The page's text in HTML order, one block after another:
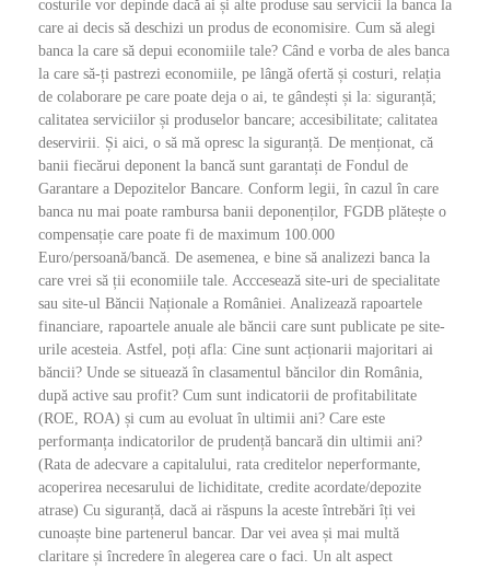
costurile vor depinde dacă ai și alte produse sau servicii la banca la
care ai decis să deschizi un produs de economisire. Cum să alegi
banca la care să depui economiile tale? Când e vorba de ales banca
la care să-ți pastrezi economiile, pe lângă ofertă și costuri, relația
de colaborare pe care poate deja o ai, te gândești și la: siguranță;
calitatea serviciilor și produselor bancare; accesibilitate; calitatea
deservirii. Și aici, o să mă opresc la siguranță. De menționat, că
banii fiecărui deponent la bancă sunt garantați de Fondul de
Garantare a Depozitelor Bancare. Conform legii, în cazul în care
banca nu mai poate rambursa banii deponenților, FGDB plătește o
compensație care poate fi de maximum 100.000
Euro/persoană/bancă. De asemenea, e bine să analizezi banca la
care vrei să ții economiile tale. Acccesează site-uri de specialitate
sau site-ul Băncii Naționale a României. Analizează rapoartele
financiare, rapoartele anuale ale băncii care sunt publicate pe site-
urile acesteia. Astfel, poți afla: Cine sunt acționarii majoritari ai
băncii? Unde se situează în clasamentul băncilor din România,
după active sau profit? Cum sunt indicatorii de profitabilitate
(ROE, ROA) și cum au evoluat în ultimii ani? Care este
performanța indicatorilor de prudență bancară din ultimii ani?
(Rata de adecvare a capitalului, rata creditelor neperformante,
acoperirea necesarului de lichiditate, credite acordate/depozite
atrase) Cu siguranță, dacă ai răspuns la aceste întrebări îți vei
cunoaște bine partenerul bancar. Dar vei avea și mai multă
claritare și încredere în alegerea care o faci. Un alt aspect